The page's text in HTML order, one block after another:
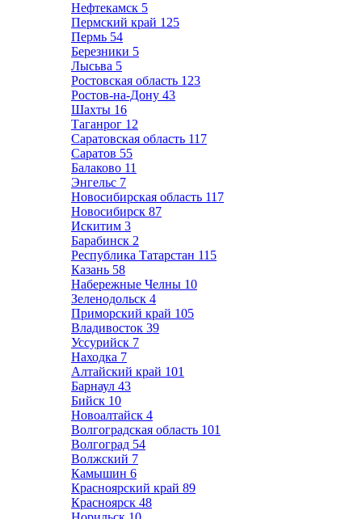
Нефтекамск 5
Пермский край 125
Пермь 54
Березники 5
Лысьва 5
Ростовская область 123
Ростов-на-Дону 43
Шахты 16
Таганрог 12
Саратовская область 117
Саратов 55
Балаково 11
Энгельс 7
Новосибирская область 117
Новосибирск 87
Искитим 3
Барабинск 2
Республика Татарстан 115
Казань 58
Набережные Челны 10
Зеленодольск 4
Приморский край 105
Владивосток 39
Уссурийск 7
Находка 7
Алтайский край 101
Барнаул 43
Бийск 10
Новоалтайск 4
Волгоградская область 101
Волгоград 54
Волжский 7
Камышин 6
Красноярский край 89
Красноярск 48